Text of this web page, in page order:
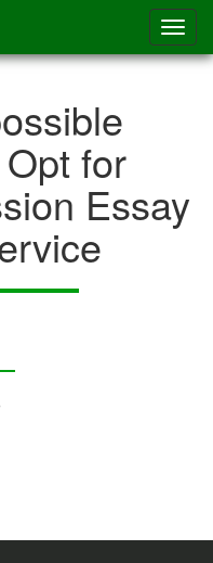
for
Essay